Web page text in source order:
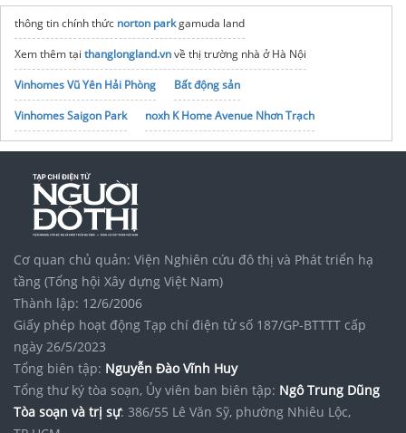
thông tin chính thức norton parkgamuda land
Xem thêm tại thanglongland.vnvề thị trường nhà ở Hà Nội
Vinhomes Vũ Yên Hải Phòng
Bất động sản
Vinhomes Saigon Park
noxh K Home Avenue Nhơn Trạch
Tập đoàn Bcons Group
Phim cách nhiệt ô tôAKAuto
Cơ quan chủ quản: Viện Nghiên cứu đô thị và Phát triển hạ
tầng (Tổng hội Xây dựng Việt Nam)
Thành lập: 12/6/2006
Giấy phép hoạt động Tạp chí điện tử số 187/GP-BTTTT cấp
ngày 26/5/2023
Tổng biên tập: Nguyễn Đào Vĩnh Huy
Tổng thư ký tòa soạn, Ủy viên ban biên tập: Ngô Trung Dũng
Tòa soạn và trị sự: 386/55 Lê Văn Sỹ, phường Nhiêu Lộc,